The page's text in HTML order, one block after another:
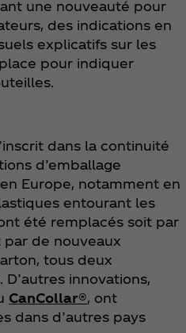
une nouveauté pour
des indications en
explicatifs sur les
pour indiquer
dans la continuité
d’emballage
Europe, notamment en
entourant les
été remplacés soit par
par de nouveaux
tous deux
innovations,
CanCollar®, ont
dans d’autres pays